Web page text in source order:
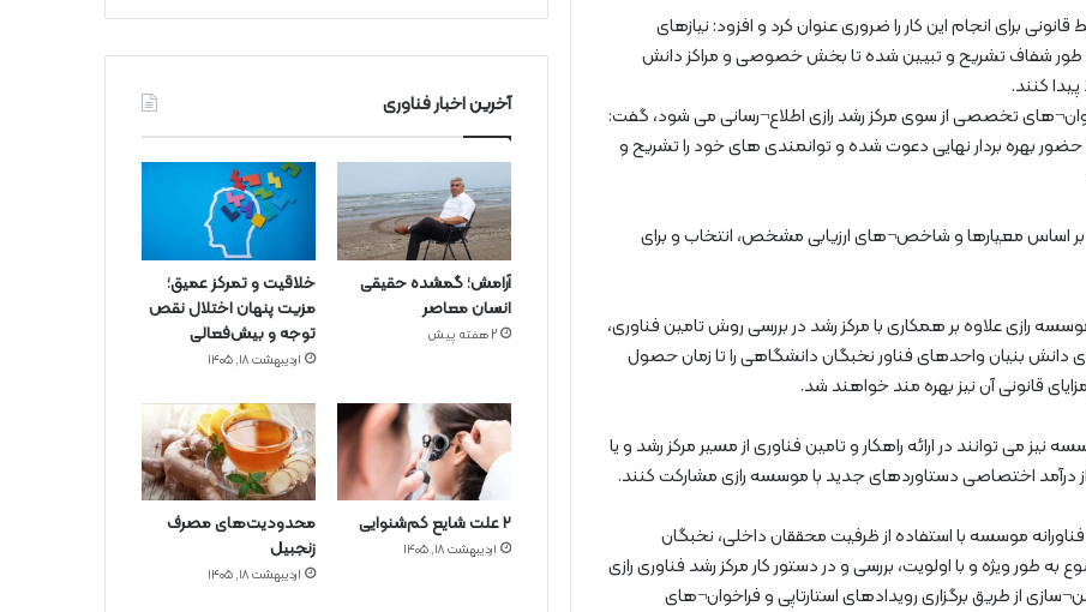
برای انجام این کار را ضروری عنوان کرد و افزود: نیازهای
به طور شفاف تشریح و تبیین شده تا بخش خصوصی و مراکز دانش
کنند.
تخصصی از سوی مرکز رشد رازی اطلاع¬رسانی می شود، گفت:
بهره بردار نهایی دعوت شده و توانمندی های خود را تشریح و
اساس معیارها و شاخص¬های ارزیابی مشخص، انتخاب و برای
رازی علاوه بر همکاری با مرکز رشد در بررسی روش تامین فناوری،
دانش بنیان واحدهای فناور نخبگان دانشگاهی را تا زمان حصول
قانونی آن نیز بهره مند خواهند شد.
توانند در ارائه راهکار و تامین فناوری از مسیر مرکز رشد و یا
از درآمد اختصاصی دستاوردهای جدید با موسسه رازی مشارکت کنند.
موسسه با استفاده از ظرفیت محققان داخلی، نخبگان
ویژه و با اولویت، بررسی و در دستور کار مرکز رشد فناوری رازی
از طریق برگزاری رویدادهای استارتاپی و فراخوان¬های
آخرین اخبار فناوری
آرامش؛ گمشده حقیقی
انسان معاصر
2 هفته پیش
خلاقیت و تمرکز عمیق؛
مزیت پنهان اختلال نقص
توجه و بیش‌فعالی
اردیبهشت ۱۸, ۱۴۰۵
۲ علت شایع‌ کم‌شنوایی
اردیبهشت ۱۸, ۱۴۰۵
محدودیت‌های مصرف
زنجبیل
اردیبهشت ۱۸, ۱۴۰۵